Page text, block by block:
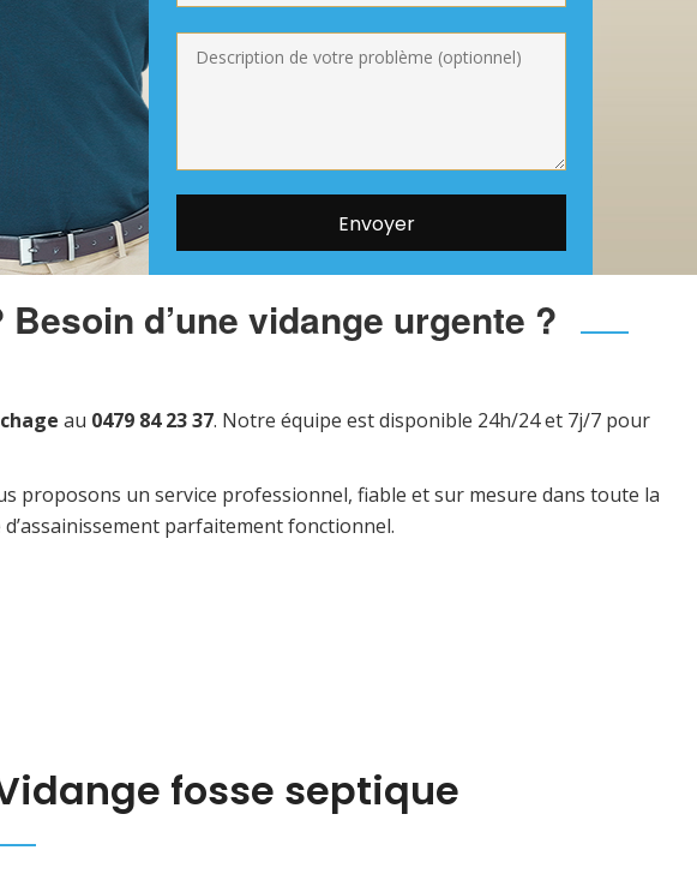
d’une vidange urgente ?
au 0479 84 23 37. Notre équipe est disponible 24h/24 et 7j/7 pour
proposons un service professionnel, fiable et sur mesure dans toute la
parfaitement fonctionnel.
fosse septique